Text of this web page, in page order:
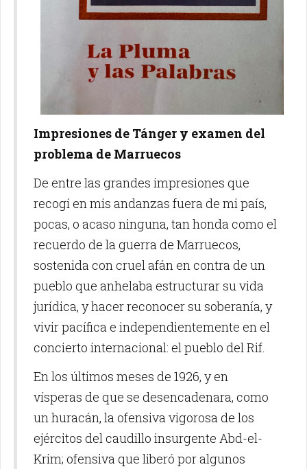
Impresiones de Tánger y examen del
problema de Marruecos
De entre las grandes impresiones que
recogí en mis andanzas fuera de mi país,
pocas, o acaso ninguna, tan honda como el
recuerdo de la guerra de Marruecos,
sostenida con cruel afán en contra de un
pueblo que anhelaba estructurar su vida
jurídica, y hacer reconocer su soberanía, y
vivir pacífica e independientemente en el
concierto internacional: el pueblo del Rif.
En los últimos meses de 1926, y en
vísperas de que se desencadenara, como
un huracán, la ofensiva vigorosa de los
ejércitos del caudillo insurgente Abd-el-
Krim; ofensiva que liberó por algunos